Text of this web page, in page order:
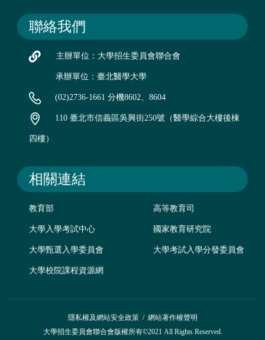
聯絡我們
主辦單位：大學招生委員會聯合會
承辦單位：臺北醫學大學
(02)2736-1661 分機8602、8604
110 臺北市信義區吳興街250號（醫學綜合大樓後棟
四樓）
相關連結
教育部 高等教育司
大學入學考試中心 國家教育研究院
大學甄選入學委員會 大學考試入學分發委員會
大學校院課程資源網
隱私權及網站安全政策/ 網站著作權聲明
大學招生委員會聯合會版權所有©2021 All Rights Reserved.